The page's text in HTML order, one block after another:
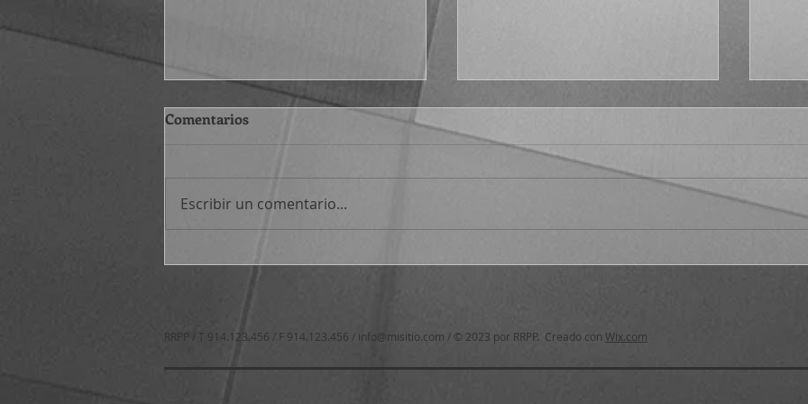
Comentarios
Escribir un comentario...
RRPP / T 914.123.456 / F 914.123.456 / info@misitio.com / © 2023 por RRPP. Creado con Wix.com